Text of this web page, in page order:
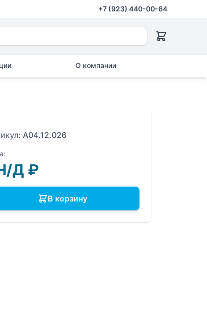
+7 (923) 440-00-64
О компании
A04.12.026
Д ₽
В корзину